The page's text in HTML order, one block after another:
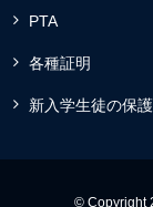
PTA
各種証明
新入学生徒の保
© Copyright